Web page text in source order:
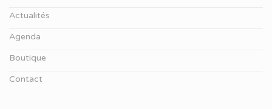
Actualités
Agenda
Boutique
Contact